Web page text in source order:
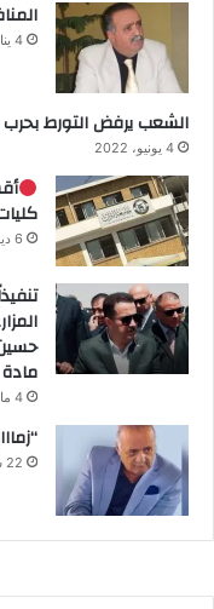
4 يناير، 2021
الشعب يرفض التورط بحرب
4 يونيو، 2022
6 ديسمبر، 2021
مادة
4 مايو، 2023
22 سبتمبر، 2023